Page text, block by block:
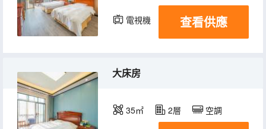
電視機 查看供應
大床房
35㎡ 2層 空調